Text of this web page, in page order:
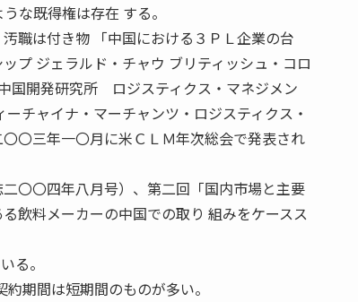
な既得権は存在 する。
職は付き物 「中国における３ＰＬ企業の台
ジェラルド・チャウ ブリティッシュ・コロ
国開発研究所 ロジスティクス・マネジメン
チャイナ・マーチャンツ・ロジスティクス・
〇三年一〇月に米ＣＬＭ年次総会で発表され
〇〇四年八月号）、第二回「国内市場と主要
飲料メーカーの中国での取り 組みをケースス
る。
期間は短期間のものが多い。